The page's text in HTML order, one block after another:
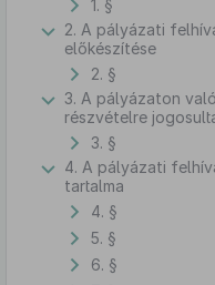
1. §
2. A pályázati
előkészítése
2. §
3. A pályázaton való
részvételre
3. §
4. A pályázati
tartalma
4. §
5. §
6. §